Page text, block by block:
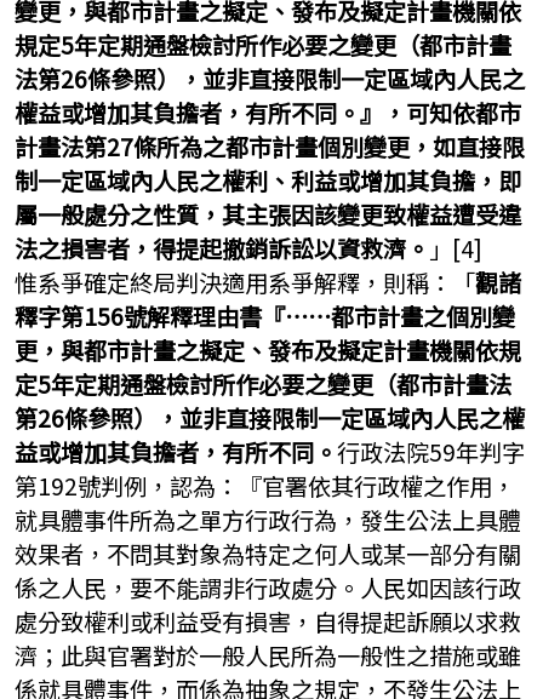
變更，與都市計畫之擬定、發布及擬定計畫機關依
規定5年定期通盤檢討所作必要之變更（都市計畫
法第26條參照），並非直接限制一定區域內人民之
權益或增加其負擔者，有所不同。』，可知依都市
計畫法第27條所為之都市計畫個別變更，如直接限
制一定區域內人民之權利、利益或增加其負擔，即
屬一般處分之性質，其主張因該變更致權益遭受違
法之損害者，得提起撤銷訴訟以資救濟。 」[4]
惟系爭確定終局判決適用系爭解釋，則稱：「觀諸
釋字第156號解釋理由書『⋯⋯都市計畫之個別變
更，與都市計畫之擬定、發布及擬定計畫機關依規
定5年定期通盤檢討所作必要之變更（都市計畫法
第26條參照），並非直接限制一定區域內人民之權
益或增加其負擔者，有所不同。行政法院59年判字
第192號判例，認為：『官署依其行政權之作用，
就具體事件所為之單方行政行為，發生公法上具體
效果者，不問其對象為特定之何人或某一部分有關
係之人民，要不能謂非行政處分。人民如因該行政
處分致權利或利益受有損害，自得提起訴願以求救
濟；此與官署對於一般人民所為一般性之措施或雖
係就具體事件，而係為抽象之規定，不發生公法上